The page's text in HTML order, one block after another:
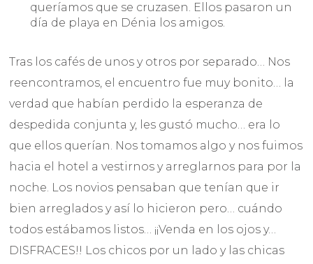
queríamos que se cruzasen. Ellos pasaron un
día de playa en Dénia los amigos.
Tras los cafés de unos y otros por separado… Nos
reencontramos, el encuentro fue muy bonito… la
verdad que habían perdido la esperanza de
despedida conjunta y, les gustó mucho… era lo
que ellos querían. Nos tomamos algo y nos fuimos
hacia el hotel a vestirnos y arreglarnos para por la
noche. Los novios pensaban que tenían que ir
bien arreglados y así lo hicieron pero… cuándo
todos estábamos listos… ¡¡Venda en los ojos y…
DISFRACES!! Los chicos por un lado y las chicas